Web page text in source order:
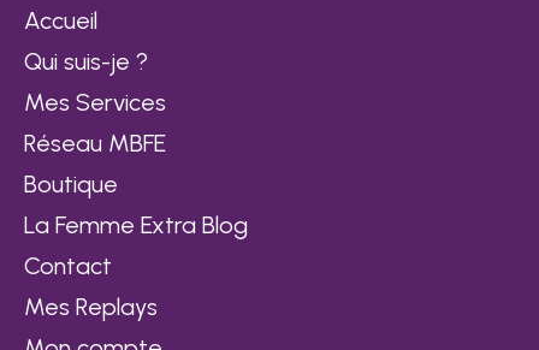
Accueil
Qui suis-je ?
Mes Services
Réseau MBFE
Boutique
La Femme Extra Blog
Contact
Mes Replays